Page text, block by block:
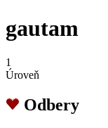
gautam
1
Úroveň
Odbery